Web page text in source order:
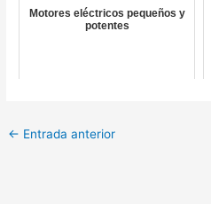
Motores eléctricos pequeños y
potentes
← Entrada anterior